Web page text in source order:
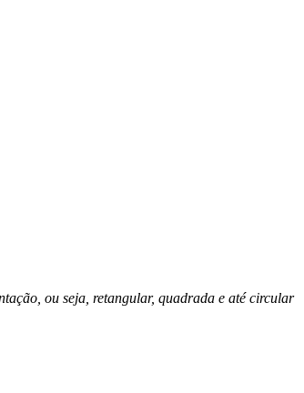
ou seja, retangular, quadrada e até circular